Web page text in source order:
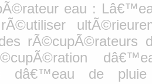
eau :
dâ€™eau de